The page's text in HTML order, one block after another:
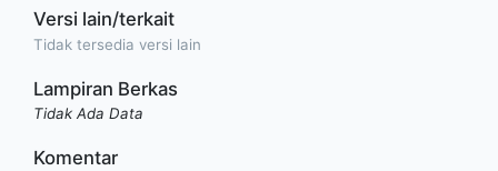
Versi lain/terkait
Tidak tersedia versi lain
Lampiran Berkas
Tidak Ada Data
Komentar